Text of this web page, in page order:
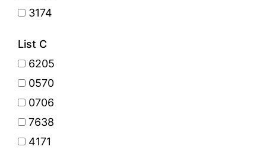
3174
List C
6205
0570
0706
7638
4171